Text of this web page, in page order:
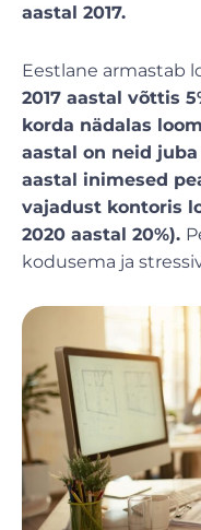
aastal 2017.
Eestlane armastab
2017 aastal võttis
korda nädalas
aastal on neid juba
aastal inimesed
vajadust kontoris
2020 aastal 20%).
kodusema ja